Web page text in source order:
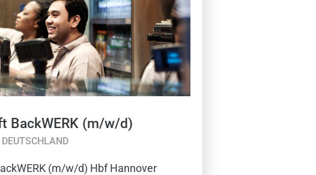
BackWERK (m/w/d)
(m/w/d) Hbf Hannover